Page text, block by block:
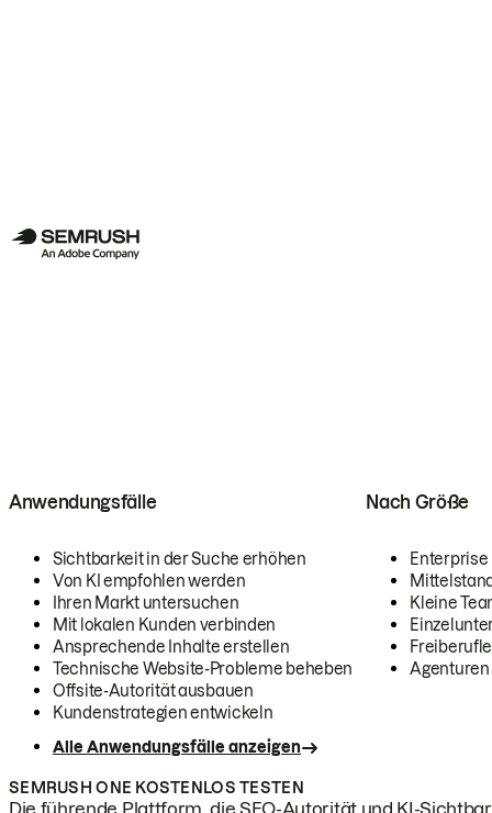
Anwendungsfälle
Sichtbarkeit in der Suche erhöhen
Von KI empfohlen werden
Ihren Markt untersuchen
Mit lokalen Kunden verbinden
Ansprechende Inhalte erstellen
Technische Website-Probleme beheben
Offsite-Autorität ausbauen
Kundenstrategien entwickeln
Alle Anwendungsfälle anzeigen
Nach Größe
Enterprise
Kleine
Agenturen
SEMRUSH ONE KOSTENLOS TESTEN
Die führende Plattform, die SEO-Autorität und KI-